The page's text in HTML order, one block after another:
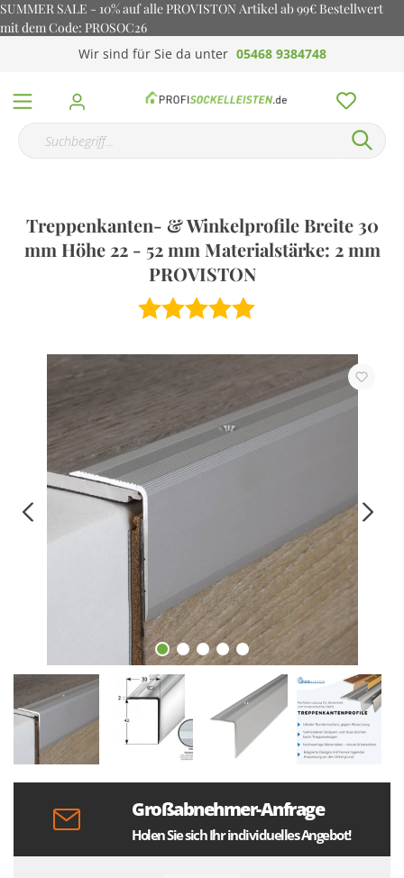
SUMMER SALE - 10% auf alle PROVISTON Artikel ab 99€ Bestellwert
mit dem Code: PROSOC26
Wir sind für Sie da unter 05468 9384748
Treppenkanten- & Winkelprofile Breite 30
mm Höhe 22 - 52 mm Materialstärke: 2 mm
PROVISTON
Großabnehmer-Anfrage
Holen Sie sich Ihr individuelles Angebot!